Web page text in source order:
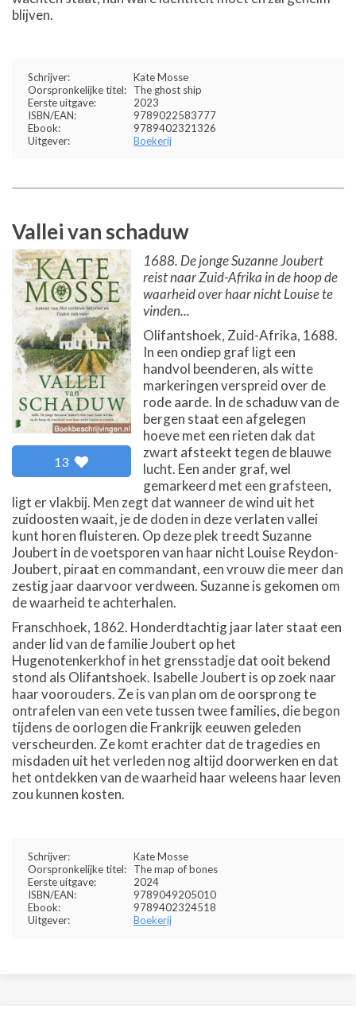
blijven.
Schrijver:
Kate Mosse
Oorspronkelijke titel:
The ghost ship
Eerste uitgave:
2023
ISBN/EAN:
9789022583777
Ebook:
9789402321326
Uitgever:
Boekerij
Vallei van schaduw
13
1688. De jonge Suzanne Joubert
reist naar Zuid-Afrika in de hoop de
waarheid over haar nicht Louise te
vinden...
Olifantshoek, Zuid-Afrika, 1688.
In een ondiep graf ligt een
handvol beenderen, als witte
markeringen verspreid over de
rode aarde. In de schaduw van de
bergen staat een afgelegen
hoeve met een rieten dak dat
zwart afsteekt tegen de blauwe
lucht. Een ander graf, wel
gemarkeerd met een grafsteen,
ligt er vlakbij. Men zegt dat wanneer de wind uit het
zuidoosten waait, je de doden in deze verlaten vallei
kunt horen fluisteren. Op deze plek treedt Suzanne
Joubert in de voetsporen van haar nicht Louise Reydon-
Joubert, piraat en commandant, een vrouw die meer dan
zestig jaar daarvoor verdween. Suzanne is gekomen om
de waarheid te achterhalen.
Franschhoek, 1862. Honderdtachtig jaar later staat een
ander lid van de familie Joubert op het
Hugenotenkerkhof in het grensstadje dat ooit bekend
stond als Olifantshoek. Isabelle Joubert is op zoek naar
haar voorouders. Ze is van plan om de oorsprong te
ontrafelen van een vete tussen twee families, die begon
tijdens de oorlogen die Frankrijk eeuwen geleden
verscheurden. Ze komt erachter dat de tragedies en
misdaden uit het verleden nog altijd doorwerken en dat
het ontdekken van de waarheid haar weleens haar leven
zou kunnen kosten.
Schrijver:
Kate Mosse
Oorspronkelijke titel:
The map of bones
Eerste uitgave:
2024
ISBN/EAN:
9789049205010
Ebook:
9789402324518
Uitgever:
Boekerij